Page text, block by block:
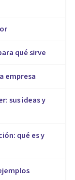
qué sirve
empresa
sus ideas y
qué es y